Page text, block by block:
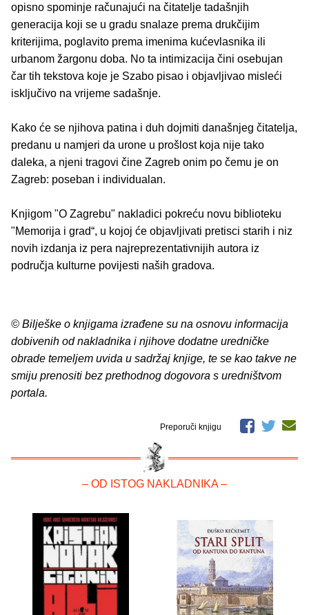
opisno spominje računajući na čitatelje tadašnjih
generacija koji se u gradu snalaze prema drukčijim
kriterijima, poglavito prema imenima kućevlasnika ili
urbanom žargonu doba. No ta intimizacija čini osebujan
čar tih tekstova koje je Szabo pisao i objavljivao misleći
isključivo na vrijeme sadašnje.
Kako će se njihova patina i duh dojmiti današnjeg čitatelja,
predanu u namjeri da urone u prošlost koja nije tako
daleka, a njeni tragovi čine Zagreb onim po čemu je on
Zagreb: poseban i individualan.
Knjigom "O Zagrebu" nakladici pokreću novu biblioteku
"Memorija i grad“, u kojoj će objavljivati pretisci starih i niz
novih izdanja iz pera najreprezentativnijih autora iz
područja kulturne povijesti naših gradova.
© Bilješke o knjigama izrađene su na osnovu informacija
dobivenih od nakladnika i njihove dodatne uredničke
obrade temeljem uvida u sadržaj knjige, te se kao takve ne
smiju prenositi bez prethodnog dogovora s uredništvom
portala.
Preporuči knjigu
– OD ISTOG NAKLADNIKA –